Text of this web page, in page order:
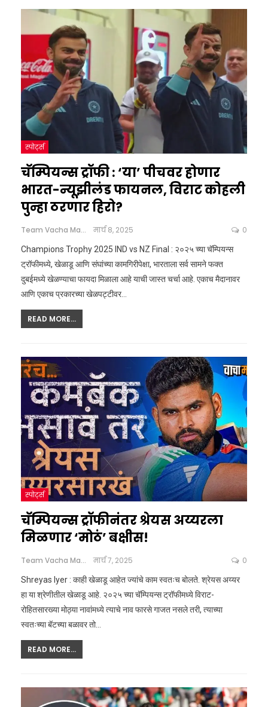
स्पोर्ट्स
चॅम्पियन्स ट्रॉफी : ‘या’ पीचवर होणार
भारत-न्यूझीलंड फायनल, विराट कोहली
पुन्हा ठरणार हिरो?
Team Vacha Marathi मार्च 8, 2025 0
Champions Trophy 2025 IND vs NZ Final : २०२५ च्या चॅम्पियन्स
ट्रॉफीमध्ये, खेळाडू आणि संघांच्या कामगिरीपेक्षा, भारताला सर्व सामने फक्त
दुबईमध्ये खेळण्याचा फायदा मिळाला आहे याची जास्त चर्चा आहे. एकाच मैदानावर
आणि एकाच प्रकारच्या खेळपट्टीवर…
READ MORE...
स्पोर्ट्स
चॅम्पियन्स ट्रॉफीनंतर श्रेयस अय्यरला
मिळणार ‘मोठं’ बक्षीस!
Team Vacha Marathi मार्च 7, 2025 0
Shreyas Iyer : काही खेळाडू आहेत ज्यांचे काम स्वतःच बोलते. श्रेयस अय्यर
हा या श्रेणीतील खेळाडू आहे. २०२५ च्या चॅम्पियन्स ट्रॉफीमध्ये विराट-
रोहितसारख्या मोठ्या नावांमध्ये त्याचे नाव फारसे गाजत नसले तरी, त्याच्या
स्वतःच्या बॅटच्या बळावर तो…
READ MORE...